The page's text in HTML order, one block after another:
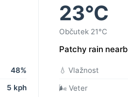
48%
5 kph
23°C
Občutek 21°C
Patchy rain
💧 Vlažnost
🌬️ Veter